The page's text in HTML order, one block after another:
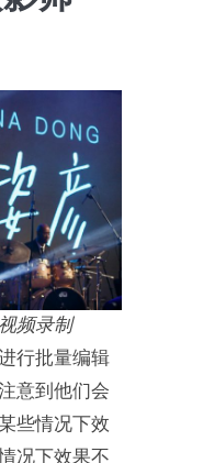
频录制
行批量编辑
意到他们会
些情况下效